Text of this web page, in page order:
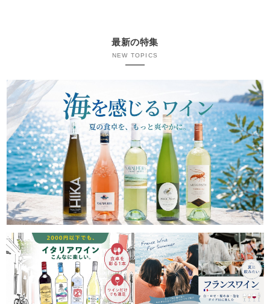
最新の特集
NEW TOPICS